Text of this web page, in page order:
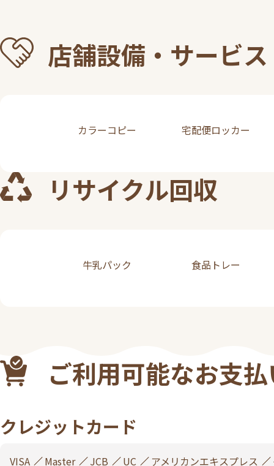
店舗設備・サービス
カラーコピー 宅配便ロッカー
リサイクル回収
牛乳パック 食品トレー
ご利用可能なお支
クレジットカード
VISA Master JCB UC アメリカンエキスプレス